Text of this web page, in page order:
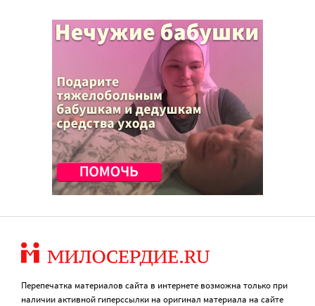
Перепечатка материалов сайта в интернете возможна только при
наличии активной гиперссылки на оригинал материала на сайте